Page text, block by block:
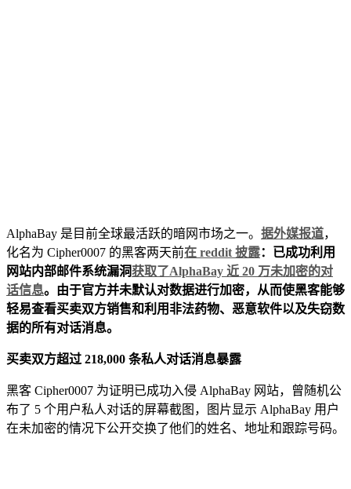
AlphaBay 是目前全球最活跃的暗网市场之一。 据外媒报道，
化名为 Cipher0007 的黑客两天前在 reddit 披露：已成功利用
网站内部邮件系统漏洞获取了AlphaBay 近 20 万未加密的对
话信息。由于官方并未默认对数据进行加密，从而使黑客能够
轻易查看买卖双方销售和利用非法药物、恶意软件以及失窃数
据的所有对话消息。
买卖双方超过 218,000 条私人对话消息暴露
黑客 Cipher0007 为证明已成功入侵 AlphaBay 网站，曾随机公
布了 5 个用户私人对话的屏幕截图，图片显示 AlphaBay 用户
在未加密的情况下公开交换了他们的姓名、地址和跟踪号码。